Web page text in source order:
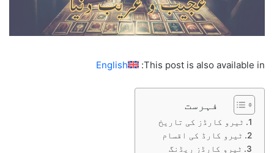
This post is also available in:
English
فہرست
ٹیرو کارڈز کی تاریخ
ٹیرو کارڈ کی اقسام
ٹیرو کارڈز ریڈنگ